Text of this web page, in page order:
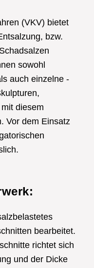
(VKV) bietet
bzw.
sowohl
auch einzelne -
diesem
Vor dem Einsatz
bearbeitet.
richtet sich
und der Dicke